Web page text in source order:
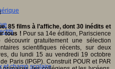
et champ scolaire
85 films à l’affiche, dont 30 inédits et
tous ! Pour sa 14e édition, Pariscience
gratuitement une sélection
scientifiques récents, sur deux
du lundi 15 au vendredi 19 octobre
Paris (IPGP). Construit POUR et PAR